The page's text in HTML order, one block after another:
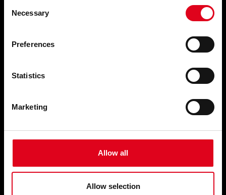
Selection
Necessary
Preferences
Statistics
Marketing
Allow all
Allow selection
Diumenge, d’11 a 18 h
Dissabte: d’11 a 22 h.
fundacio@fundaciojoanbrossa.cat